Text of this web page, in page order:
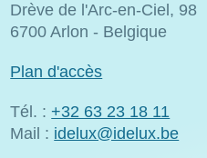
Drève de l'Arc-en-Ciel, 98
6700 Arlon - Belgique
Plan d'accès
Tél. : +32 63 23 18 11
Mail : idelux@idelux.be